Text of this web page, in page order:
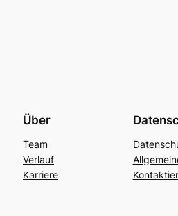
Über
Team
Verlauf
Karriere